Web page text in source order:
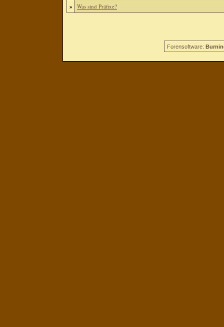
» Was sind Präfixe?
Forensoftware: